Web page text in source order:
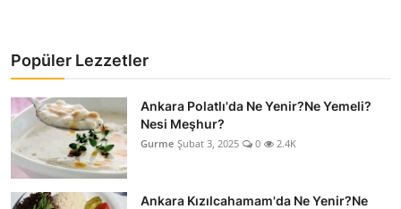
Popüler Lezzetler
Ankara Polatlı'da Ne Yenir?Ne Yemeli?
Nesi Meşhur?
Gurme Şubat 3, 2025 0 2.4K
Ankara Kızılcahamam'da Ne Yenir?Ne